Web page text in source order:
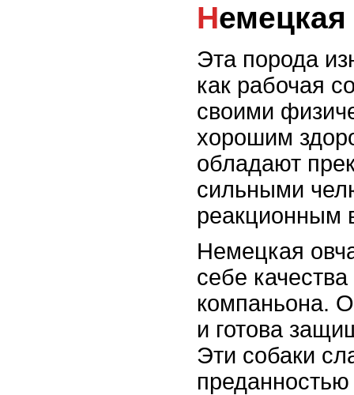
Эта порода
как рабочая
своими
хорошим
обладают
сильными
реакционным
Немецкая
себе
компаньона.
и готова
Эти собаки